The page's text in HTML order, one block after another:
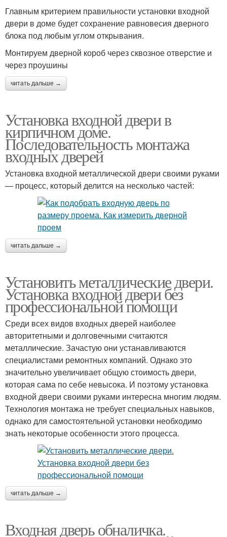
Главным критерием правильности установки входной
двери в доме будет сохранение равновесия дверного
блока под любым углом открывания.
Монтируем дверной короб через сквозное отверстие и
через проушины
читать дальше →
Установка входной двери в
кирпичном доме.
Последовательность монтажа
входных дверей
Установка входной металлической двери своими руками
— процесс, который делится на несколько частей:
читать дальше →
Установить металлические двери.
Установка входной двери без
профессиональной помощи
Среди всех видов входных дверей наиболее
авторитетными и долговечными считаются
металлические. Зачастую они устанавливаются
специалистами ремонтных компаний. Однако это
значительно увеличивает общую стоимость двери,
которая сама по себе невысока. И поэтому установка
входной двери своими руками интересна многим людям.
Технология монтажа не требует специальных навыков,
однако для самостоятельной установки необходимо
знать некоторые особенности этого процесса.
читать дальше →
Входная дверь обналичка.